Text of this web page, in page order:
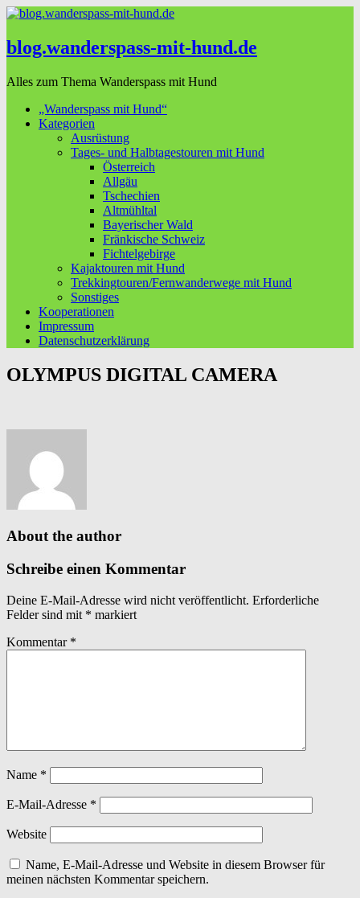
blog.wanderspass-mit-hund.de
Alles zum Thema Wanderspass mit Hund
„Wanderspass mit Hund“
Kategorien
Ausrüstung
Tages- und Halbtagestouren mit Hund
Österreich
Allgäu
Tschechien
Altmühltal
Bayerischer Wald
Fränkische Schweiz
Fichtelgebirge
Kajaktouren mit Hund
Trekkingtouren/Fernwanderwege mit Hund
Sonstiges
Kooperationen
Impressum
Datenschutzerklärung
OLYMPUS DIGITAL CAMERA
About the author
Schreibe einen Kommentar
Deine E-Mail-Adresse wird nicht veröffentlicht. Erforderliche
Felder sind mit * markiert
Kommentar *
Name *
E-Mail-Adresse *
Website
Name, E-Mail-Adresse und Website in diesem Browser für
meinen nächsten Kommentar speichern.